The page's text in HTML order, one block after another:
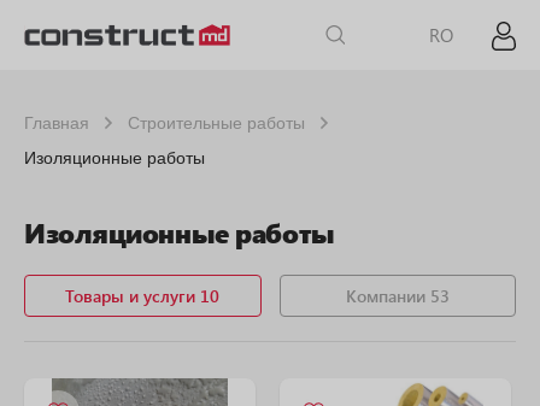
RO
Главная
Строительные работы
Изоляционные работы
Изоляционные работы
Товары и услуги 10 Компании 53